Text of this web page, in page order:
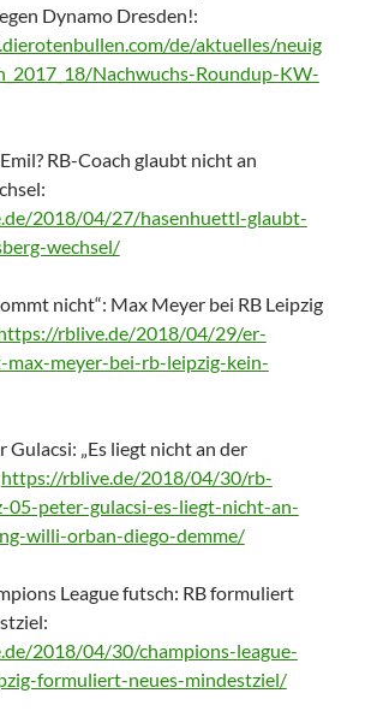
Dynamo Dresden!:
de/aktuelles/neuig
Nachwuchs-Roundup-KW-
RB-Coach glaubt nicht an
2018/04/27/hasenhuettl-glaubt-
wechsel/
nicht“: Max Meyer bei RB Leipzig
rblive.de/2018/04/29/er-
meyer-bei-rb-leipzig-kein-
Gulacsi: „Es liegt nicht an der
https://rblive.de/2018/04/30/rb-
05-peter-gulacsi-es-liegt-nicht-an-
willi-orban-diego-demme/
League futsch: RB formuliert
2018/04/30/champions-league-
formuliert-neues-mindestziel/